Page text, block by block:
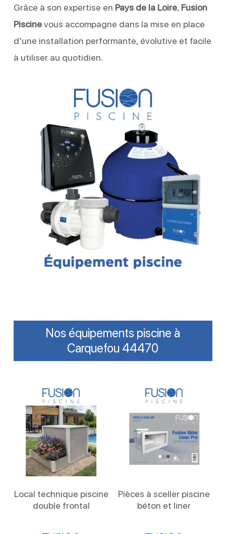
Grâce à son expertise en Pays de la Loire, Fusion
Piscinevous accompagne dans la mise en place
d’une installation performante, évolutive et facile
à utiliser au quotidien.
Nos équipements piscine à
Carquefou 44470
Local technique piscine
double frontal
Pièces à sceller piscine
béton et liner